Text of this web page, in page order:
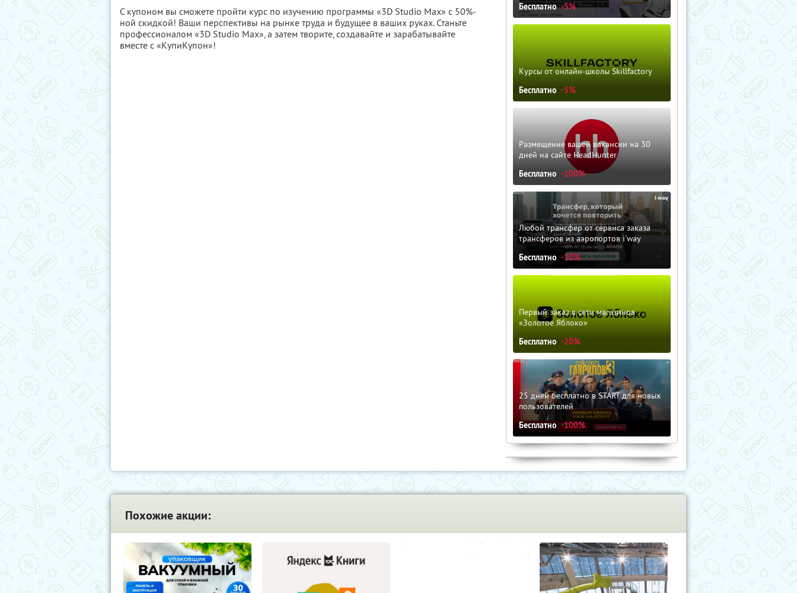
С купоном вы сможете пройти курс по изучению программы «3D Studio Max» с 50%-
ной скидкой! Ваши перспективы на рынке труда и будущее в ваших руках. Станьте
профессионалом «3D Studio Max», а затем творите, создавайте и зарабатывайте
вместе с «КупиКупон»!
Бесплатно -5%
Курсы от онлайн-школы Skillfactory
Бесплатно -5%
Размещение вашей вакансии на 30
дней на сайте HeadHunter
Бесплатно -100%
Любой трансфер от сервиса заказа
трансферов из аэропортов i'way
Бесплатно -10%
Первый заказ в сети магазинов
«Золотое Яблоко»
Бесплатно -20%
25 дней бесплатно в START для новых
пользователей
Бесплатно -100%
Похожие акции: